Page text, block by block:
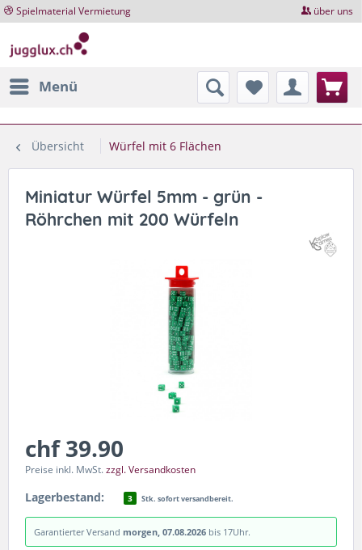
Spielmaterial Vermietung über uns
Menü
Übersicht Würfel mit 6 Flächen
Miniatur Würfel 5mm - grün -
Röhrchen mit 200 Würfeln
chf 39.90
Preise inkl. MwSt.zzgl. Versandkosten
Lagerbestand: 3 Stk. sofort versandbereit.
Garantierter Versand morgen, 07.08.2026 bis 17Uhr.